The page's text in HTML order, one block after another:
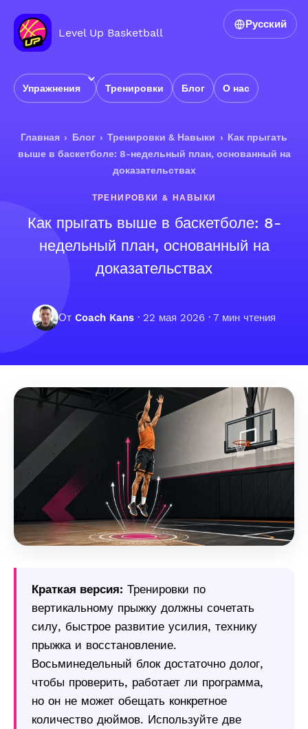
Level Up Basketball
Упражнения Тренировки Блог О нас
Русский
Главная › Блог › Тренировки & Навыки › Как прыгать
выше в баскетболе: 8-недельный план, основанный на
доказательствах
ТРЕНИРОВКИ & НАВЫКИ
Как прыгать выше в баскетболе: 8-
недельный план, основанный на
доказательствах
От Coach Kans · 22 мая 2026 · 7 мин чтения
Краткая версия: Тренировки по
вертикальному прыжку должны сочетать
силу, быстрое развитие усилия, технику
прыжка и восстановление.
Восьминедельный блок достаточно долог,
чтобы проверить, работает ли программа,
но он не может обещать конкретное
количество дюймов. Используйте две